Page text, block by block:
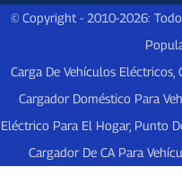
© Copyright - 2010-2026:
Carga De Vehículos Eléctricos
Cargador Doméstico Para
Eléctrico Para El Hogar, Punto
Cargador De CA Para